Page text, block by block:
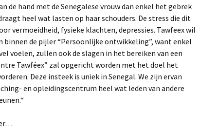
de hand met de Senegalese vrouw dan enkel het gebrek
heel wat lasten op haar schouders. De stress die dit
vermoeidheid, fysieke klachten, depressies. Tawfeex wil
de pijler “Persoonlijke ontwikkeling”, want enkel
voelen, zullen ook de slagen in het bereiken van een
Tawféex” zal opgericht worden met het doel het
Deze insteek is uniek in Senegal. We zijn ervan
en opleidingscentrum heel wat leden van andere